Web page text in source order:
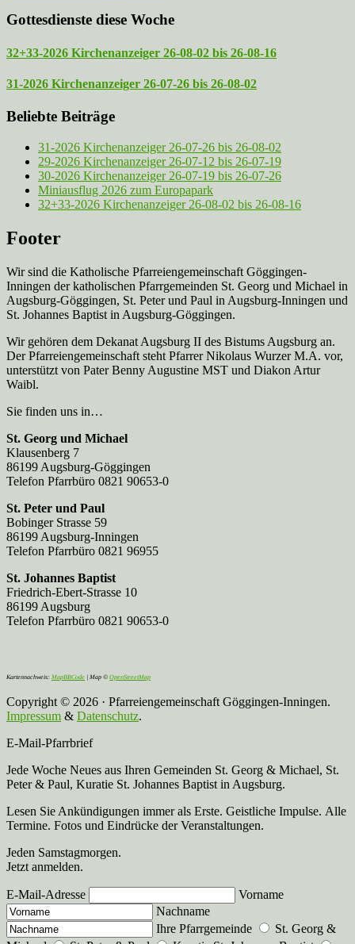
Gottesdienste diese Woche
32+33-2026 Kirchenanzeiger 26-08-02 bis 26-08-16
31-2026 Kirchenanzeiger 26-07-26 bis 26-08-02
Beliebte Beiträge
31-2026 Kirchenanzeiger 26-07-26 bis 26-08-02
29-2026 Kirchenanzeiger 26-07-12 bis 26-07-19
30-2026 Kirchenanzeiger 26-07-19 bis 26-07-26
Miniausflug 2026 zum Europapark
32+33-2026 Kirchenanzeiger 26-08-02 bis 26-08-16
Footer
Wir sind die Katholische Pfarreien­gemeinschaft Göggingen-
Inningen der katholischen Pfarrgemeinden St. Georg und Michael in
Augsburg-Göggingen, St. Peter und Paul in Augsburg-Inningen und
St. Johannes Baptist in Augsburg-Göggingen.
Wir gehören dem Dekanat Augsburg II des Bistums Augsburg an.
Der Pfarreien­gemeinschaft steht Pfarrer Nikolaus Wurzer M.A. vor,
unterstützt von Pater Benny Augustine MST und Diakon Artur
Waibl.
Sie finden uns in…
St. Georg und Michael
Klausenberg 7
86199 Augsburg-Göggingen
Telefon Pfarrbüro 0821 90653-0
St. Peter und Paul
Bobinger Strasse 59
86199 Augsburg-Inningen
Telefon Pfarrbüro 0821 96955
St. Johannes Baptist
Friedrich-Ebert-Strasse 10
86199 Augsburg
Telefon Pfarrbüro 0821 90653-0
Kartennachweis: MapBBCode | Map © OpenStreetMap
Copyright © 2026 · Pfarreiengemeinschaft Göggingen-Inningen.
Impressum & Datenschutz.
E-Mail-Pfarrbrief
Jede Woche Neues aus Ihren Gemeinden St. Georg & Michael, St.
Peter & Paul, Kuratie St. Johannes Baptist in Augsburg.
Lesen Sie Ankündigungen immer als Erste. Geistliche Impulse. Alle
Termine. Fotos und Eindrücke der Veranstaltungen.
Jeden Samstagmorgen.
Jetzt anmelden.
E-Mail-Adresse
Vorname
Nachname
Ihre Pfarrgemeinde
St. Georg &